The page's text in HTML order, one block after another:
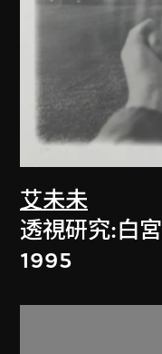
艾未未
透視研究:白宮
1995